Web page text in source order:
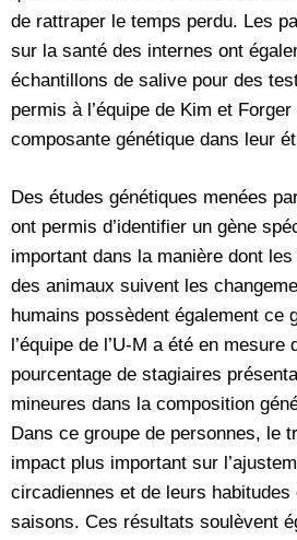
de rattraper le temps perdu. Les
sur la santé des internes ont
échantillons de salive pour des
permis à l’équipe de Kim et Forger
composante génétique dans leur
Des études génétiques menées
ont permis d’identifier un gène
important dans la manière dont
des animaux suivent les
humains possèdent également ce
l’équipe de l’U-M a été en mesure
pourcentage de stagiaires
mineures dans la composition
Dans ce groupe de personnes, le
impact plus important sur
circadiennes et de leurs
saisons. Ces résultats soulèvent